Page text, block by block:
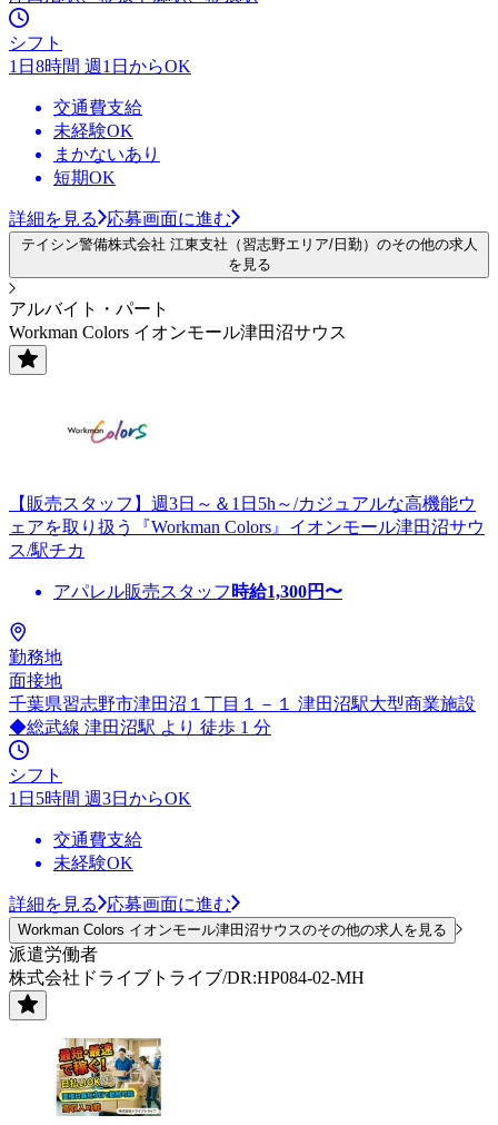
シフト
1日8時間 週1日からOK
交通費支給
未経験OK
まかないあり
短期OK
詳細を見る 応募画面に進む
テイシン警備株式会社 江東支社（習志野エリア/日勤）のその他の求人
を見る
アルバイト・パート
Workman Colors イオンモール津田沼サウス
【販売スタッフ】週3日～＆1日5h～/カジュアルな高機能ウ
ェアを取り扱う『Workman Colors』イオンモール津田沼サウ
ス/駅チカ
アパレル販売スタッフ 時給1,300円〜
勤務地
面接地
千葉県習志野市津田沼１丁目１－１ 津田沼駅大型商業施設
◆総武線 津田沼駅 より 徒歩 1 分
シフト
1日5時間 週3日からOK
交通費支給
未経験OK
詳細を見る 応募画面に進む
Workman Colors イオンモール津田沼サウスのその他の求人を見る
派遣労働者
株式会社ドライブトライブ/DR:HP084-02-MH